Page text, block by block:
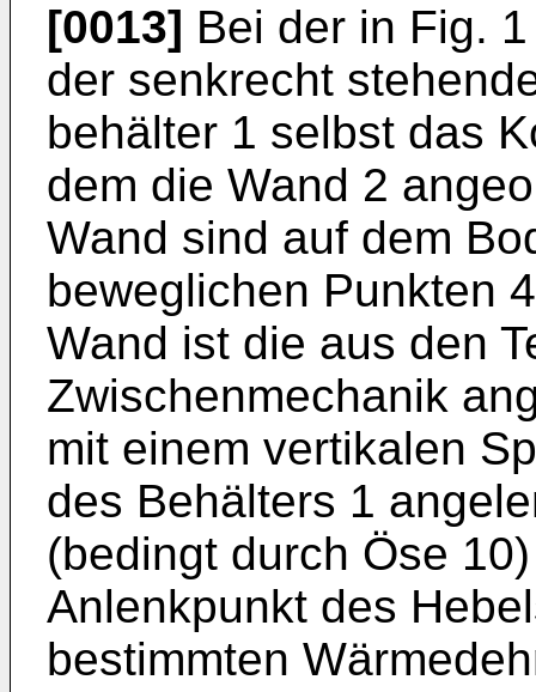
[0013] Bei der in Fig.
der senkrecht
behälter 1 selbst das
dem die Wand 2
Wand sind auf dem
beweglichen Punkten
Wand ist die aus den
Zwischenmechanik
mit einem vertikalen
des Behälters 1
(bedingt durch Öse
Anlenkpunkt des
bestimmten